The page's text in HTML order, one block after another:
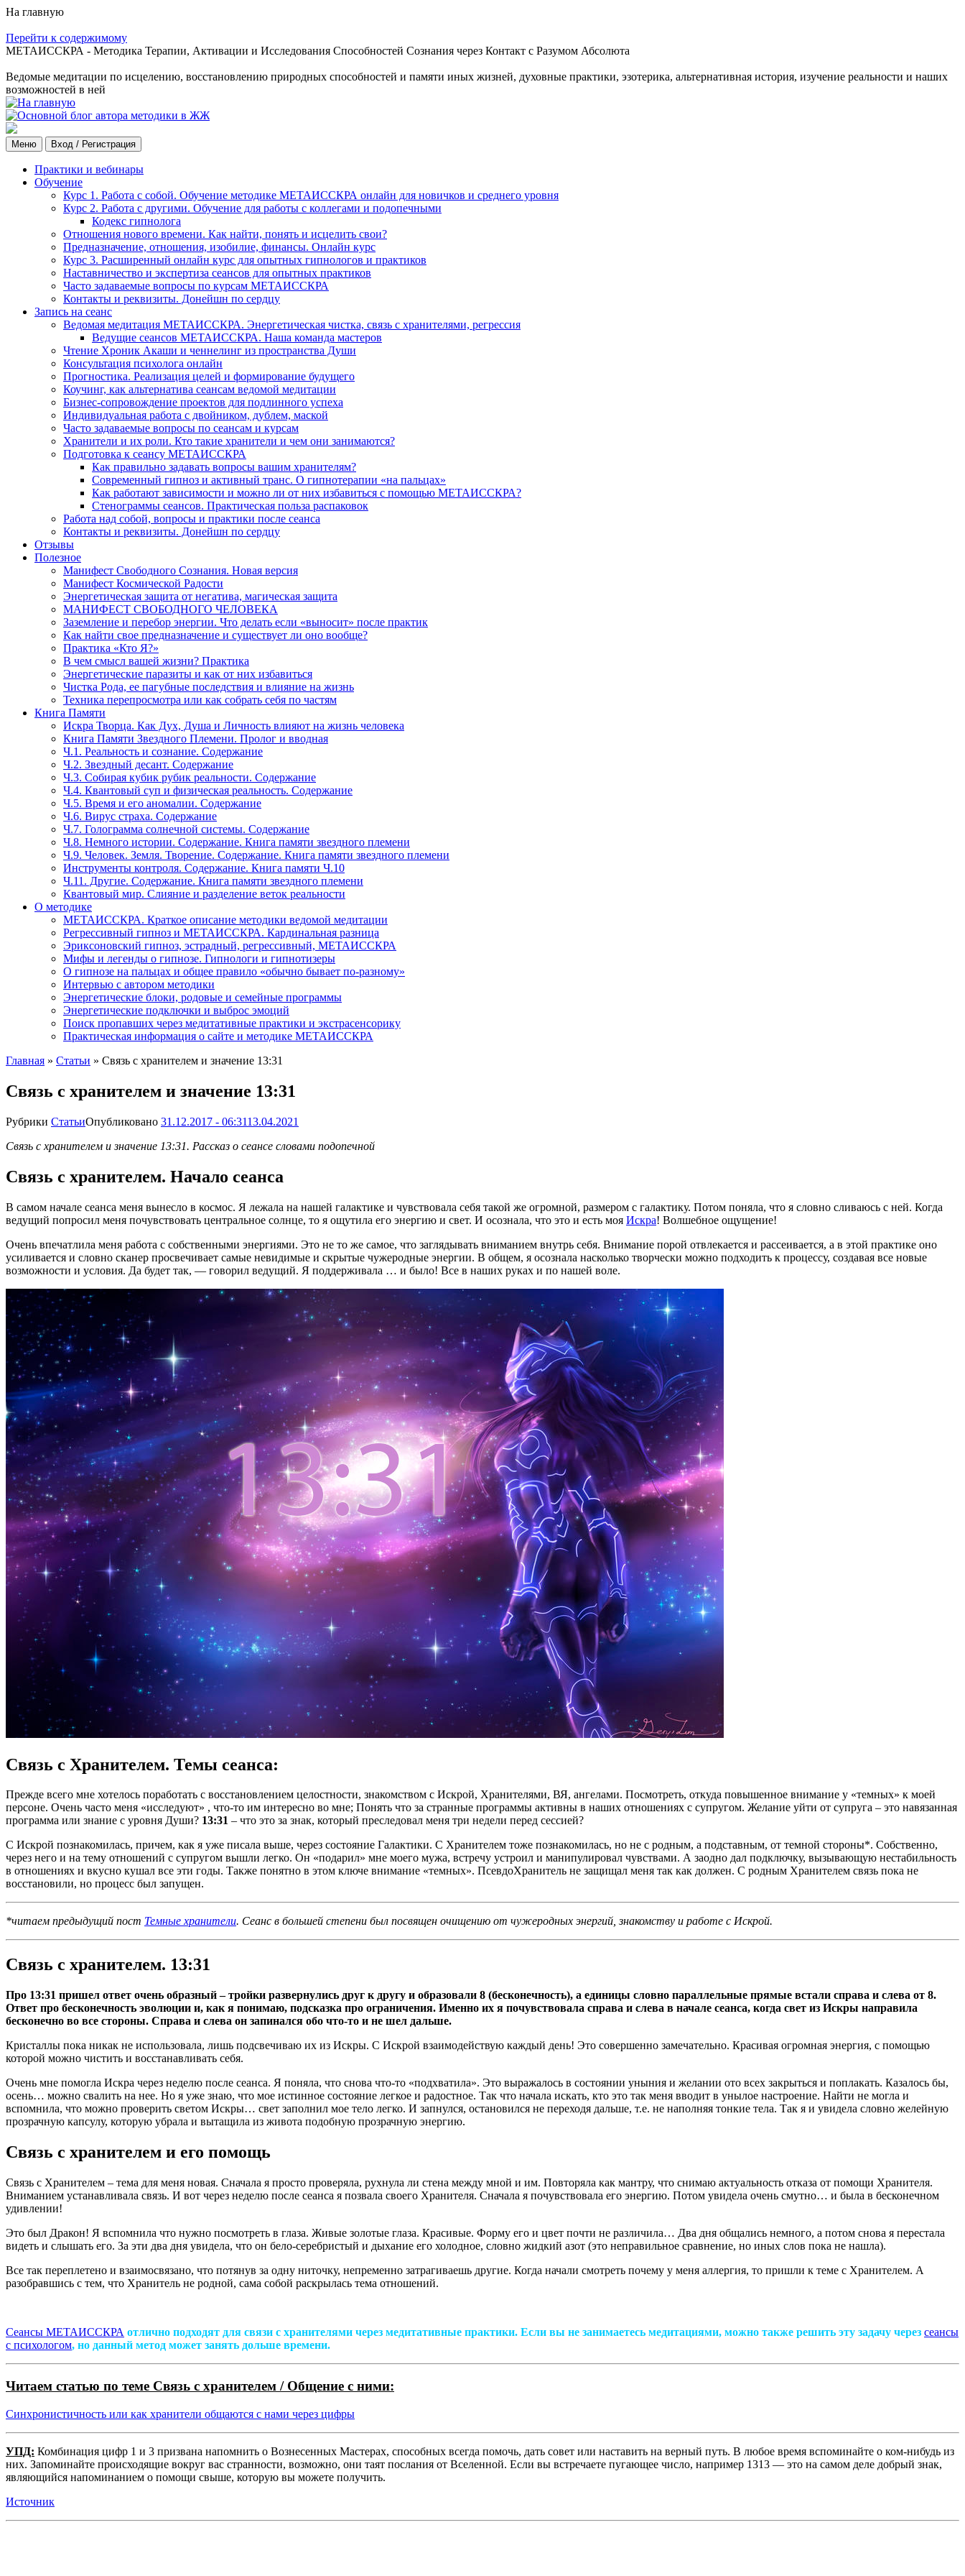
На главную
Перейти к содержимому
МЕТАИССКРА - Методика Терапии, Активации и Исследования Способностей Сознания через Контакт с Разумом Абсолюта
Ведомые медитации по исцелению, восстановлению природных способностей и памяти иных жизней, духовные практики, эзотерика, альтернативная история, изучение реальности и наших
возможностей в ней
Меню Вход / Регистрация
Практики и вебинары
Обучение
Курс 1. Работа с собой. Обучение методике МЕТАИССКРА онлайн для новичков и среднего уровня
Курс 2. Работа с другими. Обучение для работы с коллегами и подопечными
Кодекс гипнолога
Отношения нового времени. Как найти, понять и исцелить свои?
Предназначение, отношения, изобилие, финансы. Онлайн курс
Курс 3. Расширенный онлайн курс для опытных гипнологов и практиков
Наставничество и экспертиза сеансов для опытных практиков
Часто задаваемые вопросы по курсам МЕТАИССКРА
Контакты и реквизиты. Донейшн по сердцу
Запись на сеанс
Ведомая медитация МЕТАИССКРА. Энергетическая чистка, связь с хранителями, регрессия
Ведущие сеансов МЕТАИССКРА. Наша команда мастеров
Чтение Хроник Акаши и ченнелинг из пространства Души
Консультация психолога онлайн
Прогностика. Реализация целей и формирование будущего
Коучинг, как альтернатива сеансам ведомой медитации
Бизнес-сопровождение проектов для подлинного успеха
Индивидуальная работа с двойником, дублем, маской
Часто задаваемые вопросы по сеансам и курсам
Хранители и их роли. Кто такие хранители и чем они занимаются?
Подготовка к сеансу МЕТАИССКРА
Как правильно задавать вопросы вашим хранителям?
Современный гипноз и активный транс. О гипнотерапии «на пальцах»
Как работают зависимости и можно ли от них избавиться с помощью МЕТАИССКРА?
Стенограммы сеансов. Практическая польза распаковок
Работа над собой, вопросы и практики после сеанса
Контакты и реквизиты. Донейшн по сердцу
Отзывы
Полезное
Манифест Свободного Сознания. Новая версия
Манифест Космической Радости
Энергетическая защита от негатива, магическая защита
МАНИФЕСТ СВОБОДНОГО ЧЕЛОВЕКА
Заземление и перебор энергии. Что делать если «выносит» после практик
Как найти свое предназначение и существует ли оно вообще?
Практика «Кто Я?»
В чем смысл вашей жизни? Практика
Энергетические паразиты и как от них избавиться
Чистка Рода, ее пагубные последствия и влияние на жизнь
Техника перепросмотра или как собрать себя по частям
Книга Памяти
Искра Творца. Как Дух, Душа и Личность влияют на жизнь человека
Книга Памяти Звездного Племени. Пролог и вводная
Ч.1. Реальность и сознание. Содержание
Ч.2. Звездный десант. Содержание
Ч.3. Собирая кубик рубик реальности. Содержание
Ч.4. Квантовый суп и физическая реальность. Содержание
Ч.5. Время и его аномалии. Содержание
Ч.6. Вирус страха. Содержание
Ч.7. Голограмма солнечной системы. Содержание
Ч.8. Немного истории. Содержание. Книга памяти звездного племени
Ч.9. Человек. Земля. Творение. Содержание. Книга памяти звездного племени
Инструменты контроля. Содержание. Книга памяти Ч.10
Ч.11. Другие. Содержание. Книга памяти звездного племени
Квантовый мир. Слияние и разделение веток реальности
О методике
МЕТАИССКРА. Краткое описание методики ведомой медитации
Регрессивный гипноз и МЕТАИССКРА. Кардинальная разница
Эриксоновский гипноз, эстрадный, регрессивный, МЕТАИССКРА
Мифы и легенды о гипнозе. Гипнологи и гипнотизеры
О гипнозе на пальцах и общее правило «обычно бывает по-разному»
Интервью с автором методики
Энергетические блоки, родовые и семейные программы
Энергетические подключки и выброс эмоций
Поиск пропавших через медитативные практики и экстрасенсорику
Практическая информация о сайте и методике МЕТАИССКРА
Главная » Статьи » Связь с хранителем и значение 13:31
Связь с хранителем и значение 13:31
Рубрики СтатьиОпубликовано 31.12.2017 - 06:3113.04.2021
Связь с хранителем и значение 13:31. Рассказ о сеансе словами подопечной
Связь с хранителем. Начало сеанса
В самом начале сеанса меня вынесло в космос. Я лежала на нашей галактике и чувствовала себя такой же огромной, размером с галактику. Потом поняла, что я словно сливаюсь с ней. Когда
ведущий попросил меня почувствовать центральное солнце, то я ощутила его энергию и свет. И осознала, что это и есть моя Искра! Волшебное ощущение!
Очень впечатлила меня работа с собственными энергиями. Это не то же самое, что заглядывать вниманием внутрь себя. Внимание порой отвлекается и рассеивается, а в этой практике оно
усиливается и словно сканер просвечивает самые невидимые и скрытые чужеродные энергии. В общем, я осознала насколько творчески можно подходить к процессу, создавая все новые
возможности и условия. Да будет так, — говорил ведущий. Я поддерживала … и было! Все в наших руках и по нашей воле.
Связь с Хранителем. Темы сеанса:
Прежде всего мне хотелось поработать с восстановлением целостности, знакомством с Искрой, Хранителями, ВЯ, ангелами. Посмотреть, откуда повышенное внимание у «темных» к моей
персоне. Очень часто меня «исследуют» , что-то им интересно во мне; Понять что за странные программы активны в наших отношениях с супругом. Желание уйти от супруга – это навязанная
программа или знание с уровня Души? 13:31 – что это за знак, который преследовал меня три недели перед сессией?
С Искрой познакомилась, причем, как я уже писала выше, через состояние Галактики. С Хранителем тоже познакомилась, но не с родным, а подставным, от темной стороны*. Собственно,
через него и на тему отношений с супругом вышли легко. Он «подарил» мне моего мужа, встречу устроил и манипулировал чувствами. А заодно дал подключку, вызывающую нестабильность
в отношениях и вкусно кушал все эти годы. Также понятно в этом ключе внимание «темных». ПсевдоХранитель не защищал меня так как должен. С родным Хранителем связь пока не
восстановили, но процесс был запущен.
*читаем предыдущий пост Темные хранители. Сеанс в большей степени был посвящен очищению от чужеродных энергий, знакомству и работе с Искрой.
Связь с хранителем. 13:31
Про 13:31 пришел ответ очень образный – тройки развернулись друг к другу и образовали 8 (бесконечность), а единицы словно параллельные прямые встали справа и слева от 8.
Ответ про бесконечность эволюции и, как я понимаю, подсказка про ограничения. Именно их я почувствовала справа и слева в начале сеанса, когда свет из Искры направила
бесконечно во все стороны. Справа и слева он запинался обо что-то и не шел дальше.
Кристаллы пока никак не использовала, лишь подсвечиваю их из Искры. С Искрой взаимодействую каждый день! Это совершенно замечательно. Красивая огромная энергия, с помощью
которой можно чистить и восстанавливать себя.
Очень мне помогла Искра через неделю после сеанса. Я поняла, что снова что-то «подхватила». Это выражалось в состоянии уныния и желании ото всех закрыться и поплакать. Казалось бы,
осень… можно свалить на нее. Но я уже знаю, что мое истинное состояние легкое и радостное. Так что начала искать, кто это так меня вводит в унылое настроение. Найти не могла и
вспомнила, что можно проверить светом Искры… свет заполнил мое тело легко. И запнулся, остановился не переходя дальше, т.е. не наполняя тонкие тела. Так я и увидела словно желейную
прозрачную капсулу, которую убрала и вытащила из живота подобную прозрачную энергию.
Связь с хранителем и его помощь
Связь с Хранителем – тема для меня новая. Сначала я просто проверяла, рухнула ли стена между мной и им. Повторяла как мантру, что снимаю актуальность отказа от помощи Хранителя.
Вниманием устанавливала связь. И вот через неделю после сеанса я позвала своего Хранителя. Сначала я почувствовала его энергию. Потом увидела очень смутно… и была в бесконечном
удивлении!
Это был Дракон! Я вспомнила что нужно посмотреть в глаза. Живые золотые глаза. Красивые. Форму его и цвет почти не различила… Два дня общались немного, а потом снова я перестала
видеть и слышать его. За эти два дня увидела, что он бело-серебристый и дыхание его холодное, словно жидкий азот (это неправильное сравнение, но иных слов пока не нашла).
Все так переплетено и взаимосвязано, что потянув за одну ниточку, непременно затрагиваешь другие. Когда начали смотреть почему у меня аллергия, то пришли к теме с Хранителем. А
разобравшись с тем, что Хранитель не родной, сама собой раскрылась тема отношений.
Сеансы МЕТАИССКРА отлично подходят для связи с хранителями через медитативные практики. Если вы не занимаетесь медитациями, можно также решить эту задачу через сеансы
с психологом, но данный метод может занять дольше времени.
Читаем статью по теме Связь с хранителем / Общение с ними:
Синхронистичность или как хранители общаются с нами через цифры
УПД: Комбинация цифр 1 и 3 призвана напомнить о Вознесенных Мастерах, способных всегда помочь, дать совет или наставить на верный путь. В любое время вспоминайте о ком-нибудь из
них. Запоминайте происходящие вокруг вас странности, возможно, они таят послания от Вселенной. Если вы встречаете пугающее число, например 1313 — это на самом деле добрый знак,
являющийся напоминанием о помощи свыше, которую вы можете получить.
Источник